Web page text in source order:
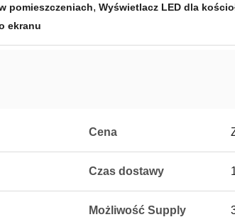
pomieszczeniach, Wyświetlacz LED dla
ekranu
Cena
Czas dostawy
Możliwość Supply